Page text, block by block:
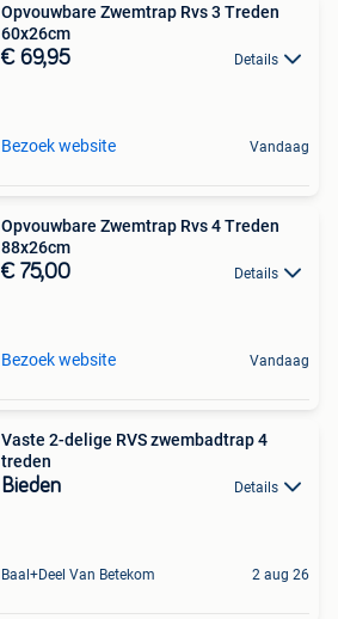
Opvouwbare Zwemtrap Rvs 3 Treden
60x26cm
€ 69,95 Details
Bezoek website Vandaag
Opvouwbare Zwemtrap Rvs 4 Treden
88x26cm
€ 75,00 Details
Bezoek website Vandaag
Vaste 2-delige RVS zwembadtrap 4
treden
Bieden Details
Baal+Deel Van Betekom 2 aug 26